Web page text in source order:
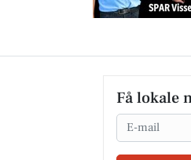
Få lokale
Email